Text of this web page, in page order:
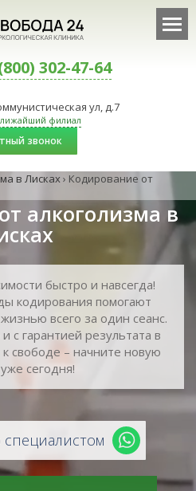
302-47-64
ул, д.7
филиал
звонок
в Лисках› Кодирование от
алкоголизма в
быстро и навсегда!
кодирования помогают
всего за один сеанс.
с гарантией результата в
свободе – начните новую
сегодня!